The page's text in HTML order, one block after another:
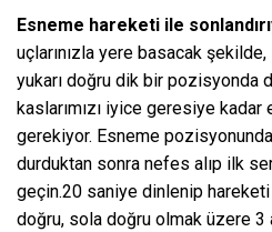
Esneme hareketi ile
uçlarınızla yere basacak
yukarı doğru dik bir pozisyonda
kaslarımızı iyice geresiye kadar
gerekiyor. Esneme
durduktan sonra nefes alıp ilk
geçin.20 saniye dinlenip hareketi
doğru, sola doğru olmak üzere 3